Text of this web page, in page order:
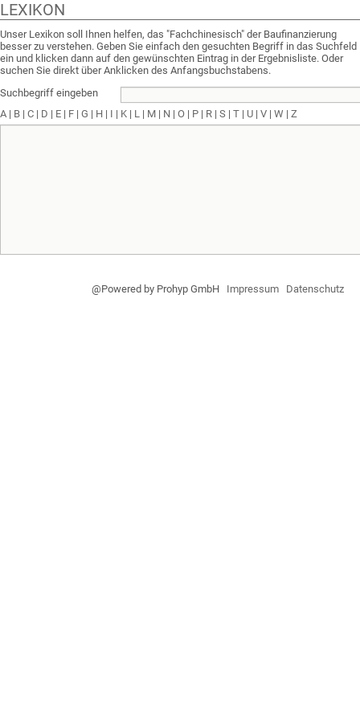
LEXIKON
Unser Lexikon soll Ihnen helfen, das "Fachchinesisch" der Baufinanzierung
besser zu verstehen. Geben Sie einfach den gesuchten Begriff in das Suchfeld
ein und klicken dann auf den gewünschten Eintrag in der Ergebnisliste. Oder
suchen Sie direkt über Anklicken des Anfangsbuchstabens.
Suchbegriff eingeben
A | B | C | D | E | F | G | H | I | K | L | M | N | O | P | R | S | T | U | V | W | Z
@Powered by Prohyp GmbH Impressum Datenschutz